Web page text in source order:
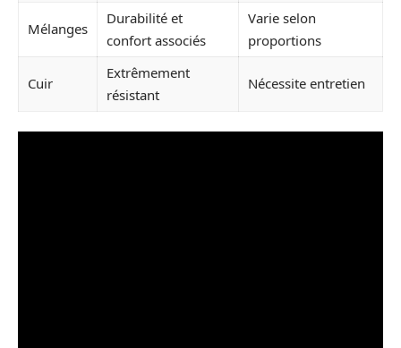
Mélanges
Durabilité et
confort associés
Varie selon
proportions
Cuir
Extrêmement
résistant
Nécessite entretien